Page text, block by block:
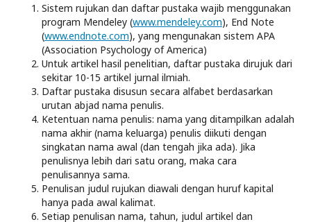
Sistem rujukan dan daftar pustaka wajib menggunakan
program Mendeley (www.mendeley.com), End Note
(www.endnote.com), yang mengunakan sistem APA
(Association Psychology of America)
Untuk artikel hasil penelitian, daftar pustaka dirujuk dari
sekitar 10-15 artikel jurnal ilmiah.
Daftar pustaka disusun secara alfabet berdasarkan
urutan abjad nama penulis.
Ketentuan nama penulis: nama yang ditampilkan adalah
nama akhir (nama keluarga) penulis diikuti dengan
singkatan nama awal (dan tengah jika ada). Jika
penulisnya lebih dari satu orang, maka cara
penulisannya sama.
Penulisan judul rujukan diawali dengan huruf kapital
hanya pada awal kalimat.
Setiap penulisan nama, tahun, judul artikel dan